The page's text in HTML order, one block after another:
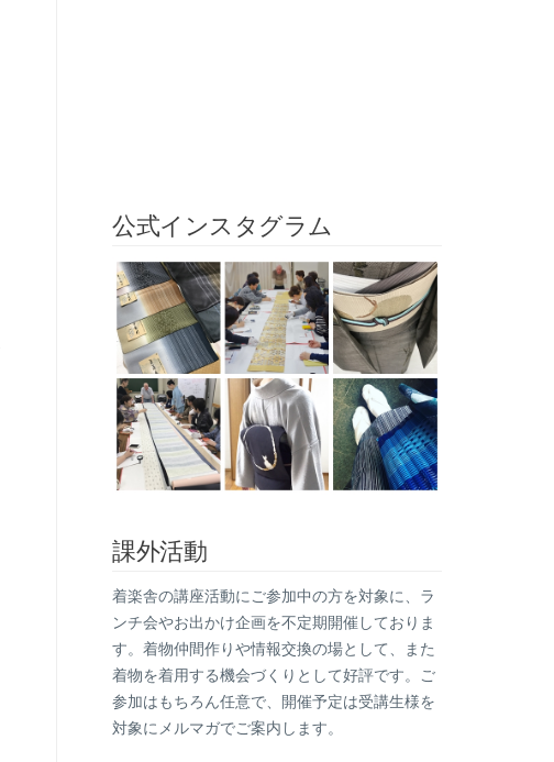
公式インスタグラム
課外活動
着楽舎の講座活動にご参加中の方を対象に、ラ
ンチ会やお出かけ企画を不定期開催しておりま
す。着物仲間作りや情報交換の場として、また
着物を着用する機会づくりとして好評です。ご
参加はもちろん任意で、開催予定は受講生様を
対象にメルマガでご案内します。